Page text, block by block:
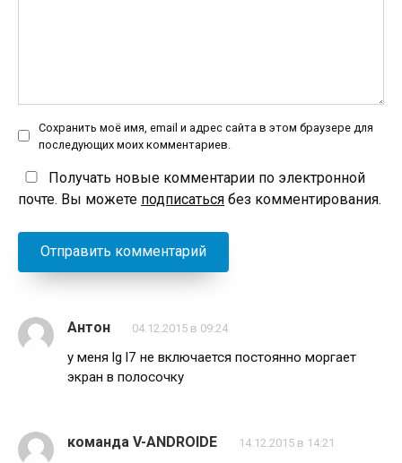
Сохранить моё имя, email и адрес сайта в этом браузере для
последующих моих комментариев.
Получать новые комментарии по электронной
почте. Вы можете подписаться без комментирования.
Антон 04.12.2015 в 09:24
у меня lg l7 не включается постоянно моргает
экран в полосочку
команда V-ANDROIDE 14.12.2015 в 14:21